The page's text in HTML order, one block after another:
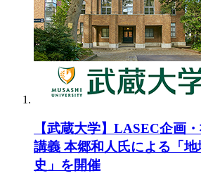
【武蔵大学】LASEC企画
講義 本郷和人氏による「
史」を開催